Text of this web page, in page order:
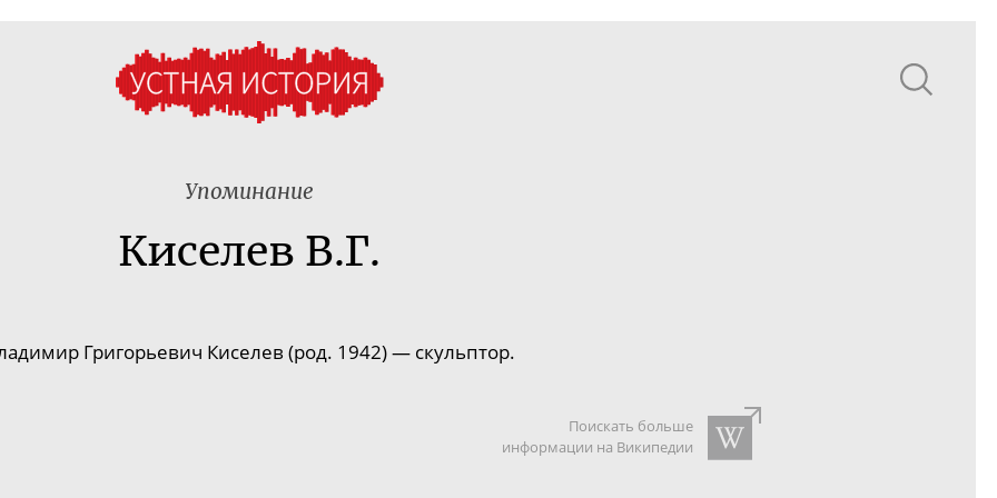
Упоминание
Киселев В.Г.
Григорьевич Киселев (род. 1942) — скульптор.
Поискать больше
информации на Википедии